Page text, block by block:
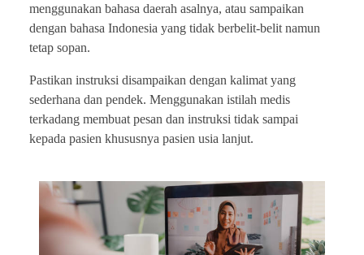
menggunakan bahasa daerah asalnya, atau sampaikan
dengan bahasa Indonesia yang tidak berbelit-belit namun
tetap sopan.
Pastikan instruksi disampaikan dengan kalimat yang
sederhana dan pendek. Menggunakan istilah medis
terkadang membuat pesan dan instruksi tidak sampai
kepada pasien khususnya pasien usia lanjut.